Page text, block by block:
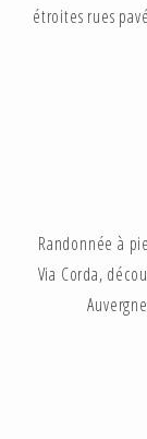
étroites rues
Randonnée à
Via Corda,